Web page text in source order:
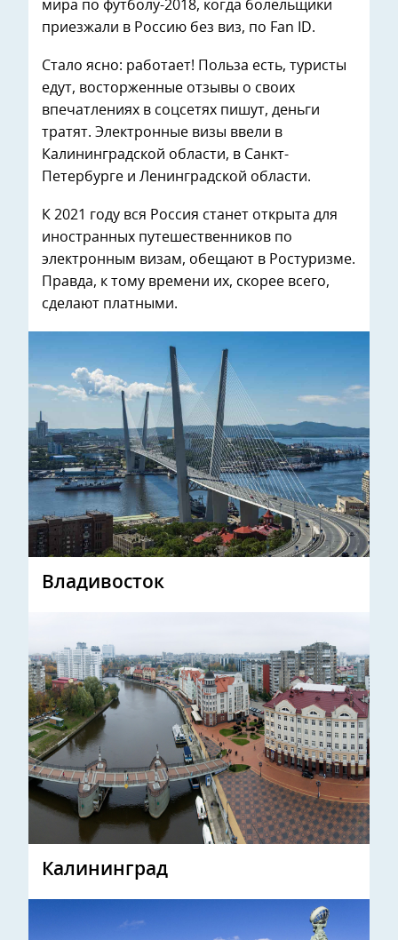
мира по футболу-2018, когда болельщики
приезжали в Россию без виз, по Fan ID.
Стало ясно: работает! Польза есть, туристы
едут, восторженные отзывы о своих
впечатлениях в соцсетях пишут, деньги
тратят. Электронные визы ввели в
Калининградской области, в Санкт-
Петербурге и Ленинградской области.
К 2021 году вся Россия станет открыта для
иностранных путешественников по
электронным визам, обещают в Ростуризме.
Правда, к тому времени их, скорее всего,
сделают платными.
Владивосток
Калининград